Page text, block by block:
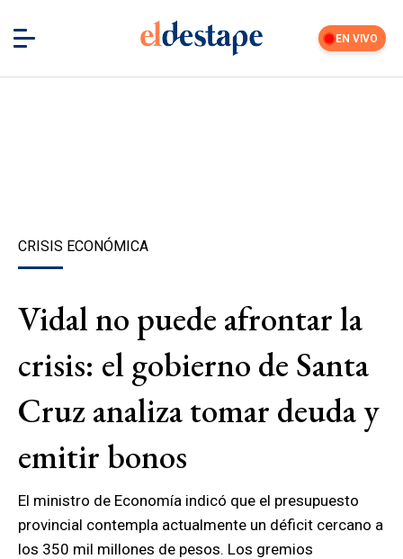
EN VIVO
CRISIS ECONÓMICA
Vidal no puede afrontar la
crisis: el gobierno de Santa
Cruz analiza tomar deuda y
emitir bonos
El ministro de Economía indicó que el presupuesto
provincial contempla actualmente un déficit cercano a
los 350 mil millones de pesos. Los gremios